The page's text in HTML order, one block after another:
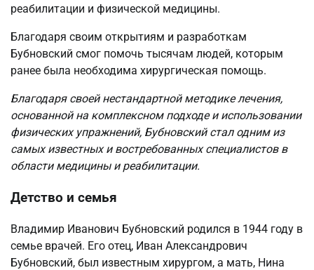
реабилитации и физической медицины.
Благодаря своим открытиям и разработкам
Бубновский смог помочь тысячам людей, которым
ранее была необходима хирургическая помощь.
Благодаря своей нестандартной методике лечения,
основанной на комплексном подходе и использовании
физических упражнений, Бубновский стал одним из
самых известных и востребованных специалистов в
области медицины и реабилитации.
Детство и семья
Владимир Иванович Бубновский родился в 1944 году в
семье врачей. Его отец, Иван Александрович
Бубновский, был известным хирургом, а мать, Нина